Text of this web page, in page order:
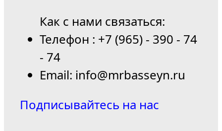
Как с нами связаться:
Телефон : +7 (965) - 390 - 74
- 74
Email: info@mrbasseyn.ru
Подписывайтесь на нас